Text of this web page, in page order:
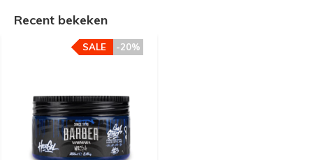
Recent bekeken
-20%
SALE